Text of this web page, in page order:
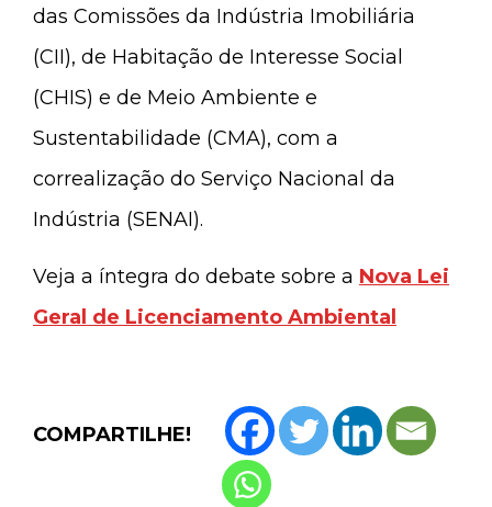
das Comissões da Indústria Imobiliária
(CII), de Habitação de Interesse Social
(CHIS) e de Meio Ambiente e
Sustentabilidade (CMA), com a
correalização do Serviço Nacional da
Indústria (SENAI).
Veja a íntegra do debate sobre a Nova Lei
Geral de Licenciamento Ambiental
COMPARTILHE!